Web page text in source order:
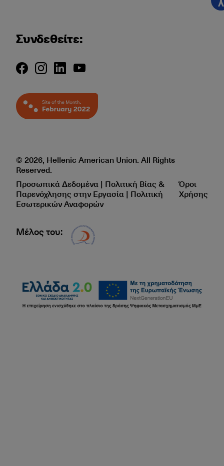
Συνδεθείτε:
© 2026, Hellenic American Union. All Rights
Reserved.
Προσωπικά Δεδομένα | Πολιτική Βίας &
Παρενόχλησης στην Εργασία | Πολιτική
Εσωτερικών Αναφορών
Όροι
Χρήσης
Μέλος του: